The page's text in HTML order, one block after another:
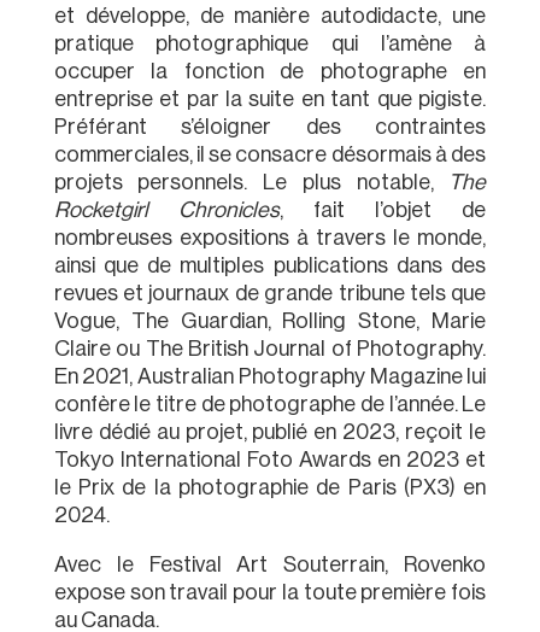
et développe, de manière autodidacte, une
pratique photographique qui l’amène à
occuper la fonction de photographe en
entreprise et par la suite en tant que pigiste.
Préférant s’éloigner des contraintes
commerciales, il se consacre désormais à des
projets personnels. Le plus notable,
The
Rocketgirl Chronicles, fait l’objet de
nombreuses expositions à travers le monde,
ainsi que de multiples publications dans des
revues et journaux de grande tribune tels que
Vogue, The Guardian, Rolling Stone, Marie
Claire ou The British Journal of Photography.
En 2021, Australian Photography Magazine lui
confère le titre de photographe de l’année. Le
livre dédié au projet, publié en 2023, reçoit le
Tokyo International Foto Awards en 2023 et
le Prix de la photographie de Paris (PX3) en
2024.
Avec le Festival Art Souterrain, Rovenko
expose son travail pour la toute première fois
au Canada.